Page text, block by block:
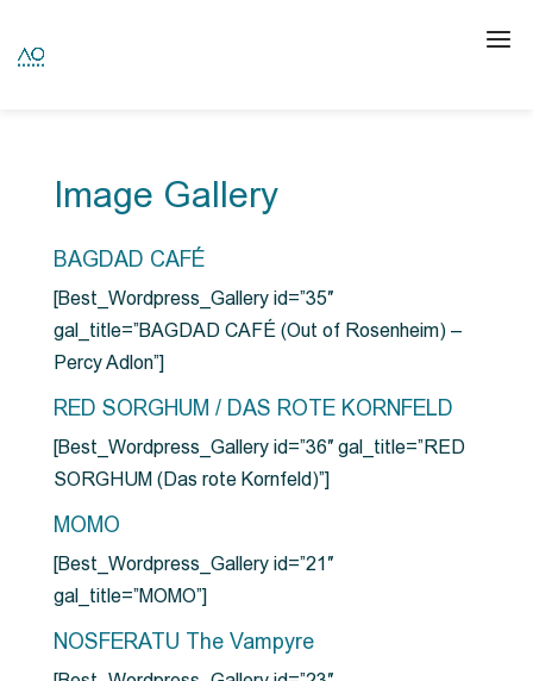
Image Gallery
BAGDAD CAFÉ
[Best_Wordpress_Gallery id=”35″
gal_title=”BAGDAD CAFÉ (Out of Rosenheim) –
Percy Adlon”]
RED SORGHUM / DAS ROTE KORNFELD
[Best_Wordpress_Gallery id=”36″ gal_title=”RED
SORGHUM (Das rote Kornfeld)”]
MOMO
[Best_Wordpress_Gallery id=”21″
gal_title=”MOMO”]
NOSFERATU The Vampyre